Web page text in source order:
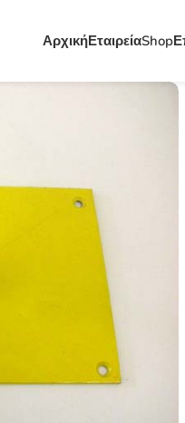
ΑρχικήΕταιρείαShop